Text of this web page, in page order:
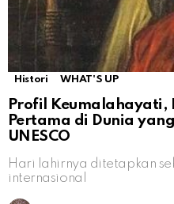
Histori WHAT'S UP
Profil Keumalahayati,
Pertama di Dunia
UNESCO
Hari lahirnya ditetapkan
internasional